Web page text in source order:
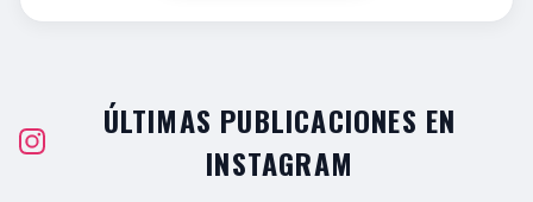
ÚLTIMAS PUBLICACIONES EN
INSTAGRAM